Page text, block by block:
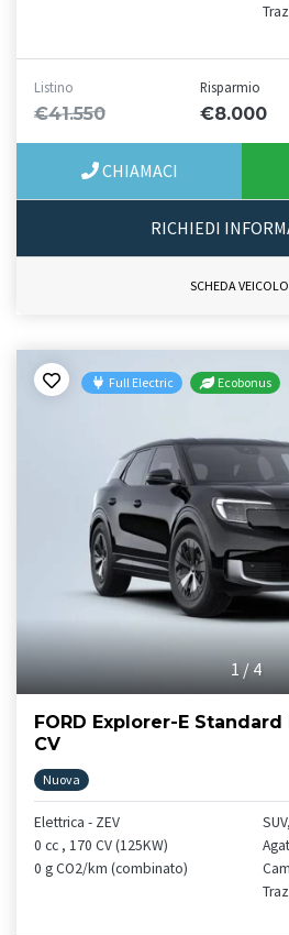
Listino
€41.550
Risparmio
€8.000
CHIAMACI
RICHIEDI
SCHEDA VEICOLO
1/4
Full Electric Ecobonus
FORD Explorer-E
CV
Nuova
Elettrica - ZEV
0 cc , 170 CV (125KW)
0 g CO2/km (combinato)